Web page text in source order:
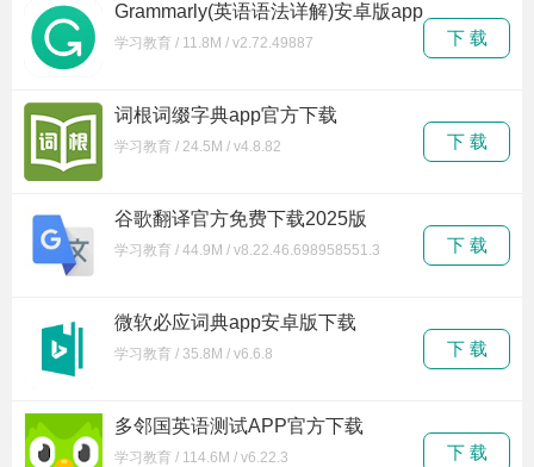
Grammarly(英语语法详解)安卓版app
下载
学习教育 / 11.8M / v2.72.49887 下 载
词根词缀字典app官方下载
学习教育 / 24.5M / v4.8.82 下 载
谷歌翻译官方免费下载2025版
学习教育 / 44.9M / v8.22.46.698958551.3 下 载
微软必应词典app安卓版下载
学习教育 / 35.8M / v6.6.8 下 载
多邻国英语测试APP官方下载
学习教育 / 114.6M / v6.22.3 下 载